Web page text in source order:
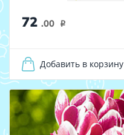
72 .00 i
Добавить в корзину